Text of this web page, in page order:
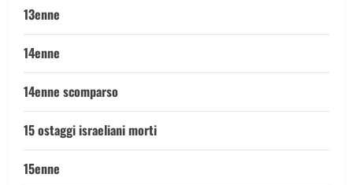
13enne
14enne
14enne scomparso
15 ostaggi israeliani morti
15enne